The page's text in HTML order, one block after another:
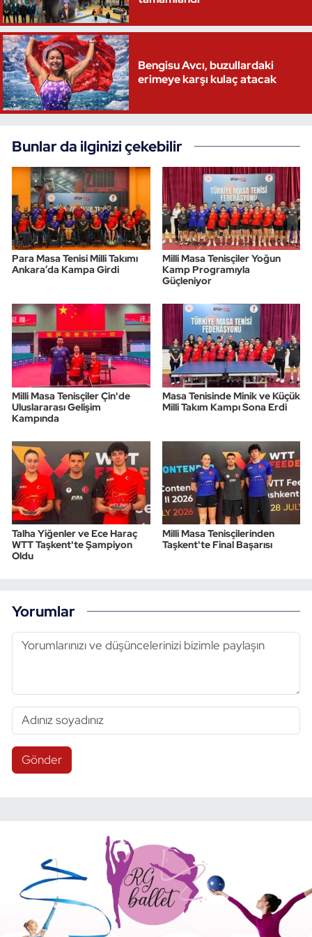
Bengisu Avcı, buzullardaki
erimeye karşı kulaç atacak
Bunlar da ilginizi çekebilir
Para Masa Tenisi Milli Takımı
Ankara’da Kampa Girdi
Milli Masa Tenisçiler Yoğun
Kamp Programıyla
Güçleniyor
Milli Masa Tenisçiler Çin'de
Uluslararası Gelişim
Kampında
Masa Tenisinde Minik ve Küçük
Milli Takım Kampı Sona Erdi
Talha Yiğenler ve Ece Haraç
WTT Taşkent'te Şampiyon
Oldu
Milli Masa Tenisçilerinden
Taşkent'te Final Başarısı
Yorumlar
Gönder
Triatlon
Voleybol
Vücut Geliştirme Fitness
Yelken
Yüzme